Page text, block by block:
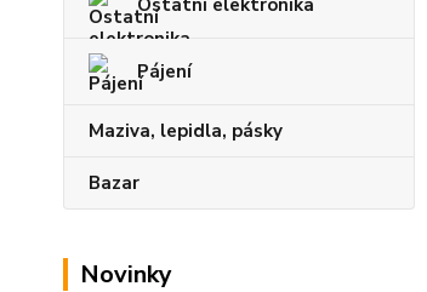
Ostatní elektronika
Pájení
Maziva, lepidla, pásky
Bazar
Novinky